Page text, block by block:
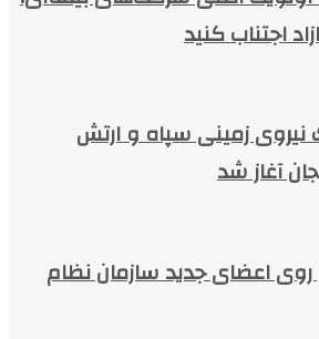
اجتناب کنید
زمینی سپاه و ارتش
آغاز شد
روی اعضای جدید سازمان نظام